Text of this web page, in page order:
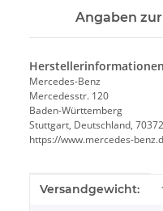
Angaben
Mercedes-Benz
Mercedesstr. 120
Baden-Württemberg
Stuttgart, Deutschland, 70372
https://www.mercedes-
Produkteigenschaft
Wert
Versandgewicht: